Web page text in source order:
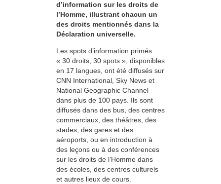
d’information sur les droits de
l’Homme, illustrant chacun un
des droits mentionnés dans la
Déclaration universelle.
Les spots d’information primés
« 30 droits, 30 spots », disponibles
en 17 langues, ont été diffusés sur
CNN International, Sky News et
National Geographic Channel
dans plus de 100 pays. Ils sont
diffusés dans des bus, des centres
commerciaux, des théâtres, des
stades, des gares et des
aéroports, ou en introduction à
des leçons ou à des conférences
sur les droits de l’Homme dans
des écoles, des centres culturels
et autres lieux de cours.